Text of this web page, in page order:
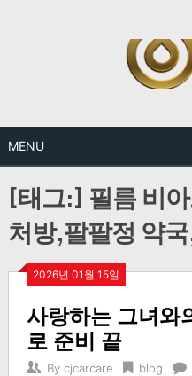
MENU
[태그:] 필름 비
처방,팔팔정 약
2026년 01월 15일
사랑하는 그녀와
로 준비 끝
By cjcarcare blog